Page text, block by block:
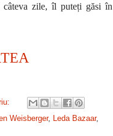
câteva zile, îl puteți găsi în
Weisberger, Leda Bazaar,